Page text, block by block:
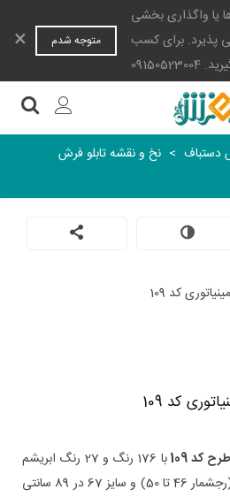
یا واگذاری بخشی
پذیرد. برای کسب
متوجه شدم ×
دستباف > نخ و نقشه تابلو فرش
کد 109
کد 109
با 176 رنگ و 27 رنگ ابریشم
46 تا 50 )
و سایز 67 در 89 سانتی